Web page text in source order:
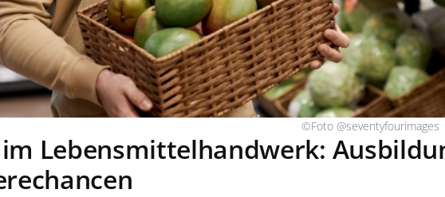
©Foto
Lebensmittelhandwerk: